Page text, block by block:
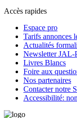
Accès rapides
Espace pro
Tarifs annonces
Actualités
Newsletter JAL-
Livres Blancs
Foire aux
Nos partenaires
Contacter notre
Accessibilité: